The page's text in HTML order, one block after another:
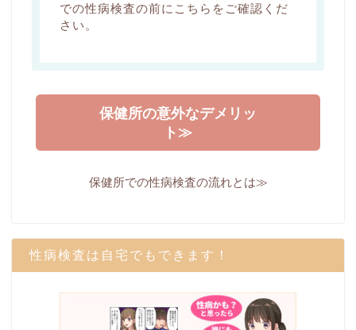
での性病検査の前にこちらをご確認くだ
さい。
保健所の意外なデメリッ
ト≫
保健所での性病検査の流れとは≫
性病検査は自宅でもできます！